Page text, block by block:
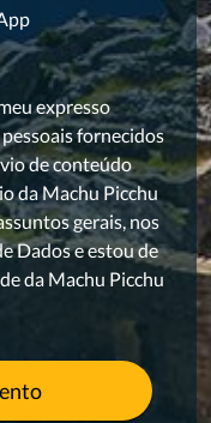
expresso
fornecidos
de conteúdo
da Machu Picchu
gerais, nos
Dados e estou de
da Machu Picchu